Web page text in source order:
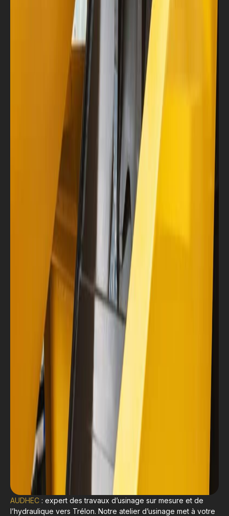
AUDHEC : expert des travaux d’usinage sur mesure et de
l’hydraulique vers Trélon. Notre atelier d’usinage met à votre